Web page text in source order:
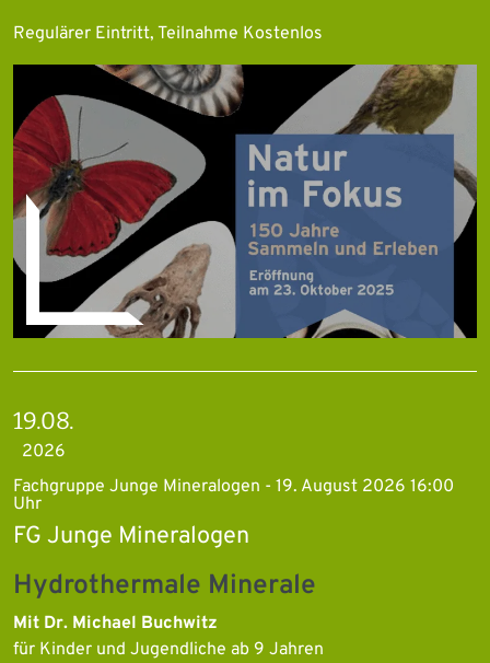
Regulärer Eintritt, Teilnahme Kostenlos
19.08.
2026
Fachgruppe Junge Mineralogen - 19. August 2026 16:00
Uhr
FG Junge Mineralogen
Hydrothermale Minerale
Mit Dr. Michael Buchwitz
für Kinder und Jugendliche ab 9 Jahren